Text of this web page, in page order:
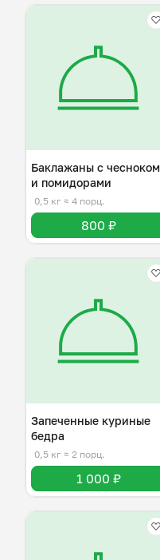
Баклажаны с чесноком
и помидорами
0,5 кг ≈ 4 порц.
800 ₽
Запеченные куриные
бедра
0,5 кг ≈ 2 порц.
1 000 ₽